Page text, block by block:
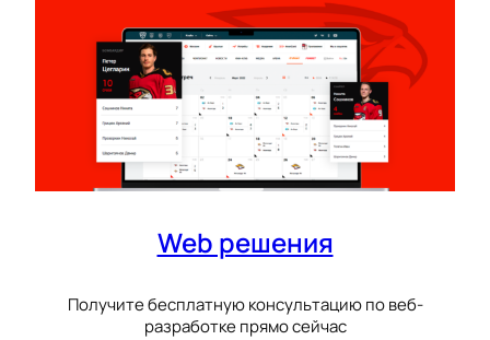
Web решения
Получите бесплатную консультацию по веб-
разработке прямо сейчас